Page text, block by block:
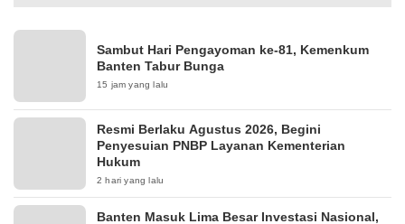
Sambut Hari Pengayoman ke-81, Kemenkum
Banten Tabur Bunga
15 jam yang lalu
Resmi Berlaku Agustus 2026, Begini
Penyesuian PNBP Layanan Kementerian
Hukum
2 hari yang lalu
Banten Masuk Lima Besar Investasi Nasional,